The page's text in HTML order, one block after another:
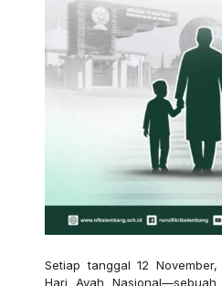
Setiap tanggal 12
Hari Ayah